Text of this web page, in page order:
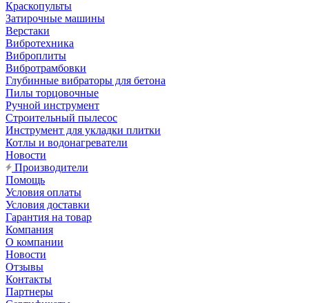
Краскопульты
Затирочные машины
Верстаки
Вибротехника
Виброплиты
Вибротрамбовки
Глубинные вибраторы для бетона
Пилы торцовочные
Ручной инструмент
Строительный пылесос
Инструмент для укладки плитки
Котлы и водонагреватели
Новости
Производители
Помощь
Условия оплаты
Условия доставки
Гарантия на товар
Компания
О компании
Новости
Отзывы
Контакты
Партнеры